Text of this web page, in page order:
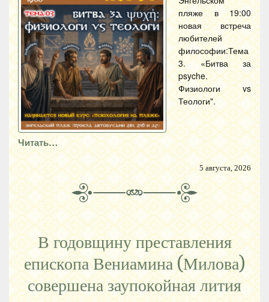
пляже в 19:00
новая встреча
любителей
философии:Тема
3. «Битва за
psyche.
Физиологи vs
Теологи".
Читать…
5 августа, 2026
В годовщину преставления
епископа Вениамина (Милова)
совершена заупокойная лития